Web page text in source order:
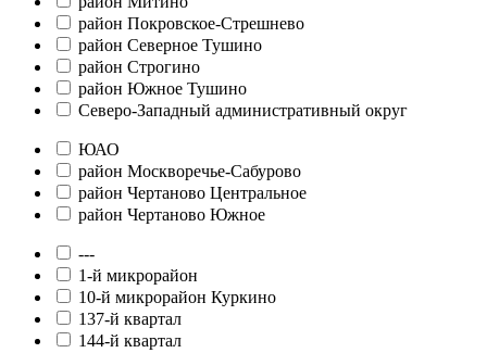
район Покровское-Стрешнево
район Северное Тушино
район Строгино
район Южное Тушино
Северо-Западный административный округ
ЮАО
район Москворечье-Сабурово
район Чертаново Центральное
район Чертаново Южное
---
1-й микрорайон
10-й микрорайон Куркино
137-й квартал
144-й квартал